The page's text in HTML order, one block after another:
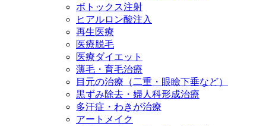
ボトックス注射
ヒアルロン酸注入
再生医療
医療脱毛
医療ダイエット
薄毛・育毛治療
目元の治療（二重・眼瞼下垂など）
黒ずみ除去・婦人科形成治療
多汗症・わきが治療
アートメイク